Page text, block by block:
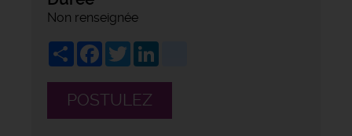
Non renseignée
ShareFacebook
Twitter
POSTULEZ